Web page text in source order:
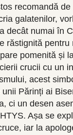
recomandă
galatenilor,
decât numai în
răstignită
pomenită și
crucii cu un
acest
Părinți ai
ci un desen
Așa se
iar la